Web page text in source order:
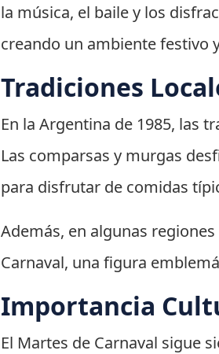
la música, el baile y los
creando un ambiente festivo
Tradiciones
En la Argentina de 1985, las
Las comparsas y murgas
para disfrutar de comidas
Además, en algunas
Carnaval, una figura
Importancia
El Martes de Carnaval sigue